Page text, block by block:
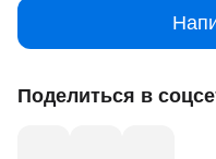
Поделиться в